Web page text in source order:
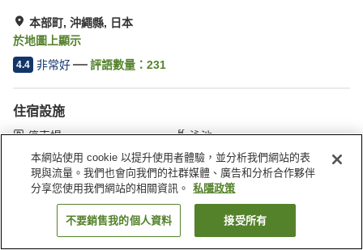
本部町, 沖繩縣, 日本
於地圖上顯示
4.4 非常好 評語數量： 231
住宿設施
停車場
泳池
餐廳
自動販賣機
主頁 日本 沖繩縣 本部町 沖繩海洋廣場酒店
找客房
本網站使用 cookie 以提升使用者體驗，並分析我們網站的表
現與流量。我們也會向我們的社群媒體、廣告和分析合作夥伴
分享您使用我們網站的相關資訊。
私隱政策
不要銷售我的個人資料 接受所有